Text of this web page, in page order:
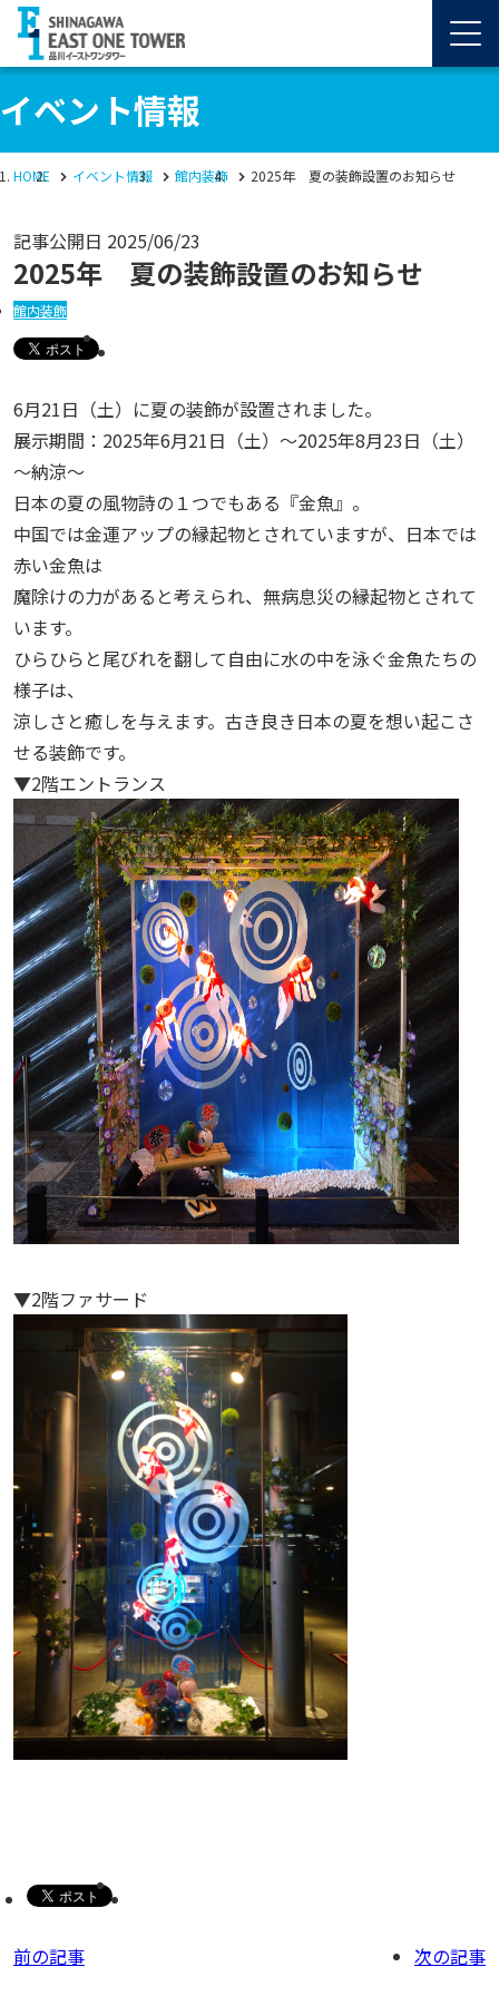
イベント情報
HOME イベント情報 館内装飾 2025年 夏の装飾設置のお知らせ
記事公開日 2025/06/23
2025年 夏の装飾設置のお知らせ
館内装飾
6月21日（土）に夏の装飾が設置されました。
展示期間：2025年6月21日（土）～2025年8月23日（土）
～納涼～
日本の夏の風物詩の１つでもある『金魚』。
中国では金運アップの縁起物とされていますが、日本では
赤い金魚は
魔除けの力があると考えられ、無病息災の縁起物とされて
います。
ひらひらと尾びれを翻して自由に水の中を泳ぐ金魚たちの
様子は、
涼しさと癒しを与えます。古き良き日本の夏を想い起こさ
せる装飾です。
▼2階エントランス
▼2階ファサード
前の記事 次の記事